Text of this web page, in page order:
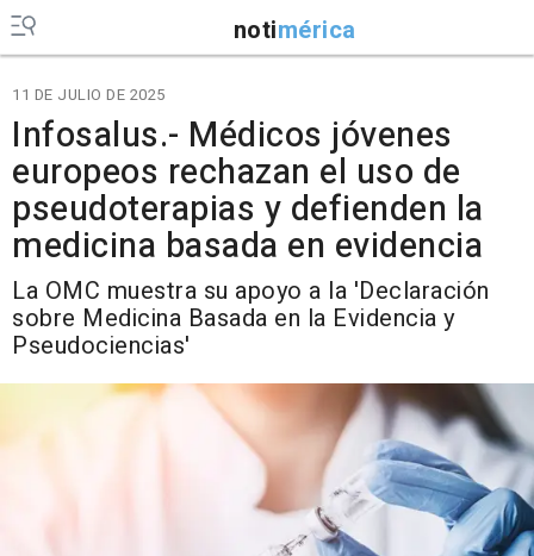
notimérica
11 DE JULIO DE 2025
Infosalus.- Médicos jóvenes
europeos rechazan el uso de
pseudoterapias y defienden la
medicina basada en evidencia
La OMC muestra su apoyo a la 'Declaración
sobre Medicina Basada en la Evidencia y
Pseudociencias'